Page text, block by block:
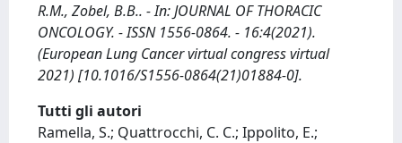
R.M., Zobel, B.B.. - In: JOURNAL OF THORACIC
ONCOLOGY. - ISSN 1556-0864. - 16:4(2021).
(European Lung Cancer virtual congress virtual
2021) [10.1016/S1556-0864(21)01884-0].
Tutti gli autori
Ramella, S.; Quattrocchi, C. C.; Ippolito, E.;